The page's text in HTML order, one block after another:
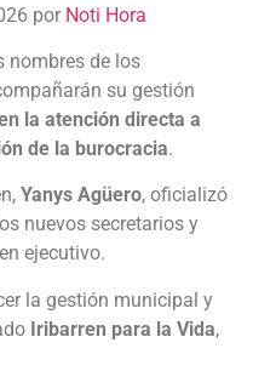
por Noti Hora
nombres de los
su gestión
la atención directa a
de la burocracia.
Yanys Agüero, oficializó
nuevos secretarios y
ejecutivo.
la gestión municipal y
Iribarren para la Vida,